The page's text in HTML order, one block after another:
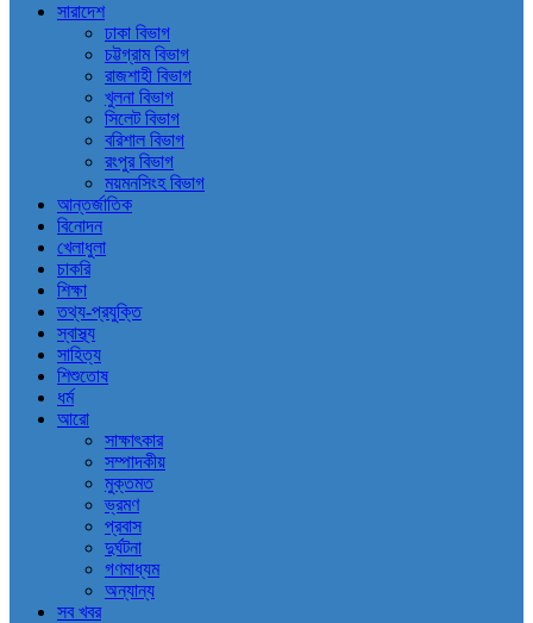
সারাদেশ
ঢাকা বিভাগ
চট্টগ্রাম বিভাগ
রাজশাহী বিভাগ
খুলনা বিভাগ
সিলেট বিভাগ
বরিশাল বিভাগ
রংপুর বিভাগ
ময়মনসিংহ বিভাগ
আন্তর্জাতিক
বিনোদন
খেলাধুলা
চাকরি
শিক্ষা
তথ্য-প্রযুক্তি
স্বাস্থ্য
সাহিত্য
শিশুতোষ
ধর্ম
আরো
সাক্ষাৎকার
সম্পাদকীয়
মুক্তমত
ভ্রমণ
প্রবাস
দুর্ঘটনা
গণমাধ্যম
অন্যান্য
সব খবর